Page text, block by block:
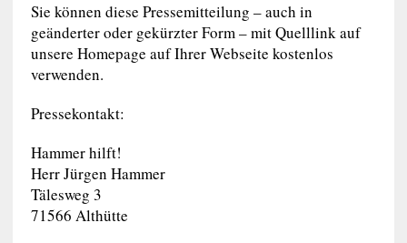
Sie können diese Pressemitteilung – auch in
geänderter oder gekürzter Form – mit Quelllink auf
unsere Homepage auf Ihrer Webseite kostenlos
verwenden.
Pressekontakt:
Hammer hilft!
Herr Jürgen Hammer
Tälesweg 3
71566 Althütte